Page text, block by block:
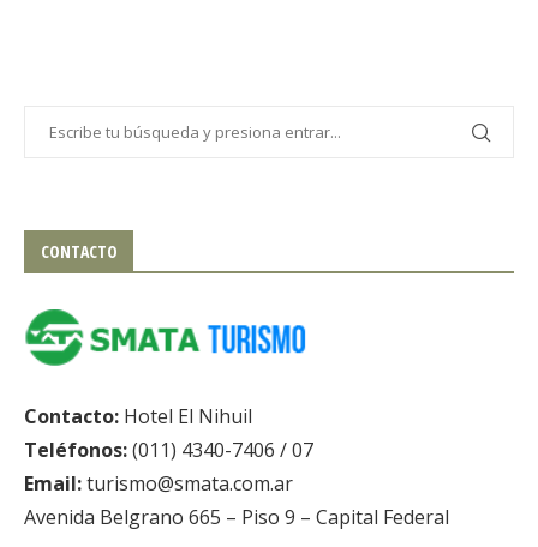
CONTACTO
Contacto: Hotel El Nihuil
Teléfonos:(011) 4340-7406 / 07
Email:turismo@smata.com.ar
Avenida Belgrano 665 – Piso 9 – Capital Federal